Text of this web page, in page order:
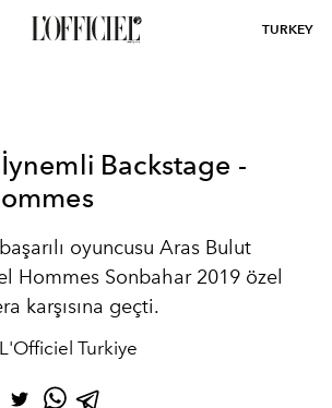
TURKEY
Backstage -
oyuncusu Aras Bulut
Hommes Sonbahar 2019 özel
karşısına geçti.
Turkiye